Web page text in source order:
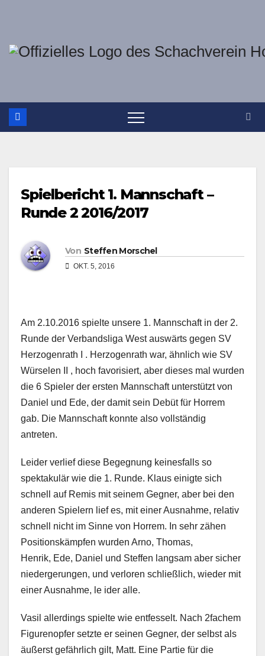
springen
Spielbericht 1. Mannschaft –
Runde 2 2016/2017
Von Steffen Morschel
OKT. 5, 2016
Am 2.10.2016 spielte unsere 1. Mannschaft in der 2.
Runde der Verbandsliga West auswärts gegen SV
Herzogenrath I . Herzogenrath war, ähnlich wie SV
Würselen II , hoch favorisiert, aber dieses mal wurden
die 6 Spieler der ersten Mannschaft unterstützt von
Daniel und Ede, der damit sein Debüt für Horrem
gab. Die Mannschaft konnte also vollständig
antreten.
Leider verlief diese Begegnung keinesfalls so
spektakulär wie die 1. Runde. Klaus einigte sich
schnell auf Remis mit seinem Gegner, aber bei den
anderen Spielern lief es, mit einer Ausnahme, relativ
schnell nicht im Sinne von Horrem. In sehr zähen
Positionskämpfen wurden Arno, Thomas,
Henrik, Ede, Daniel und Steffen langsam aber sicher
niedergerungen, und verloren schließlich, wieder mit
einer Ausnahme, le ider alle.
Vasil allerdings spielte wie entfesselt. Nach 2fachem
Figurenopfer setzte er seinen Gegner, der selbst als
äußerst gefährlich gilt, Matt. Eine Partie für die